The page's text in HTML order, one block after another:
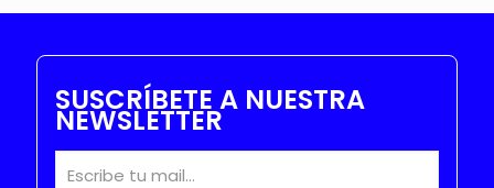
SUSCRÍBETE A NUESTRA
NEWSLETTER